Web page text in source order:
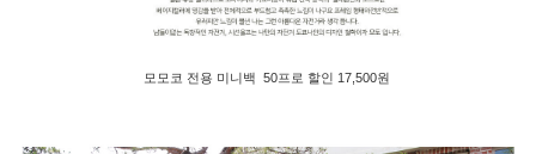
모모코 전용 미니백 50프로 할인 17,500원